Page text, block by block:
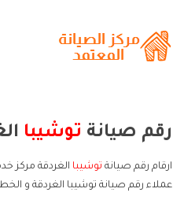
رقم صيانة توشيبا
ارقام رقم صيانة توشيبا الغردقة مركز
عملاء رقم صيانة توشيبا الغردقة و